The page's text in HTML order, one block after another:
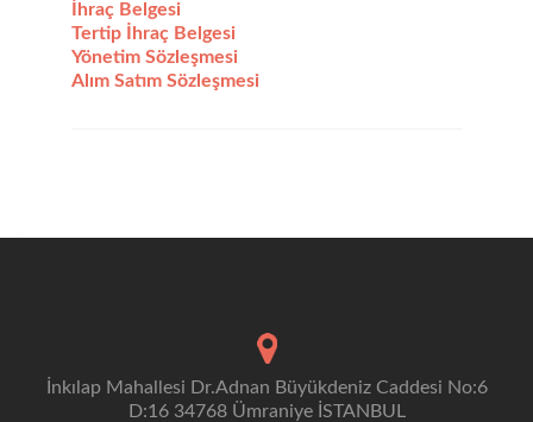
İhraç Belgesi
Tertip İhraç Belgesi
Yönetim Sözleşmesi
Alım Satım Sözleşmesi
İnkılap Mahallesi Dr.Adnan Büyükdeniz Caddesi No:6
D:16 34768 Ümraniye İSTANBUL